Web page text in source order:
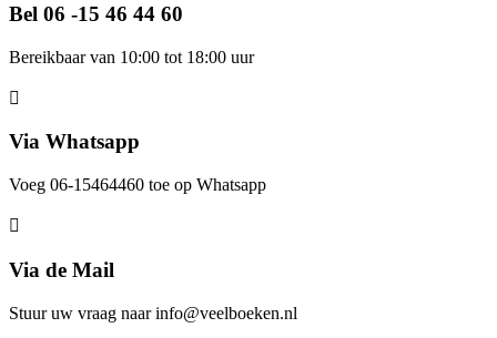
Bel 06 -15 46 44 60
Bereikbaar van 10:00 tot 18:00 uur
Via Whatsapp
Voeg 06-15464460 toe op Whatsapp
Via de Mail
Stuur uw vraag naar info@veelboeken.nl